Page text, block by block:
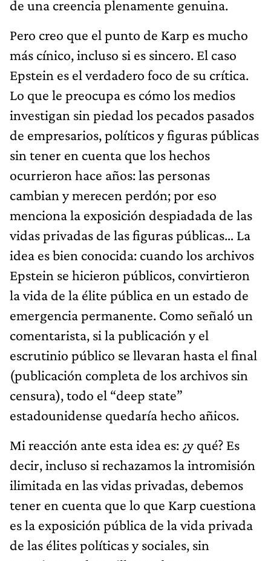
de una creencia plenamente genuina.
Pero creo que el punto de Karp es mucho
más cínico, incluso si es sincero. El caso
Epstein es el verdadero foco de su crítica.
Lo que le preocupa es cómo los medios
investigan sin piedad los pecados pasados
de empresarios, políticos y figuras públicas
sin tener en cuenta que los hechos
ocurrieron hace años: las personas
cambian y merecen perdón; por eso
menciona la exposición despiadada de las
vidas privadas de las figuras públicas… La
idea es bien conocida: cuando los archivos
Epstein se hicieron públicos, convirtieron
la vida de la élite pública en un estado de
emergencia permanente. Como señaló un
comentarista, si la publicación y el
escrutinio público se llevaran hasta el final
(publicación completa de los archivos sin
censura), todo el “deep state”
estadounidense quedaría hecho añicos.
Mi reacción ante esta idea es: ¿y qué? Es
decir, incluso si rechazamos la intromisión
ilimitada en las vidas privadas, debemos
tener en cuenta que lo que Karp cuestiona
es la exposición pública de la vida privada
de las élites políticas y sociales, sin